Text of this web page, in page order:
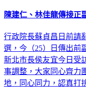
陳建仁、林佳龍傳接
行政院長蘇貞昌日前請
選，今（25）日傳出前
新北市長侯友宜今日受
事調整，大家同心齊力
地，同心同力，認真打